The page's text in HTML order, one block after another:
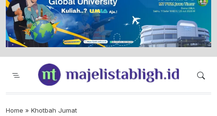
Majelis Tabligh Muhammadiyah
Syiar Dakwah Islam Berkemajuan dan
Home » Khotbah Jumat